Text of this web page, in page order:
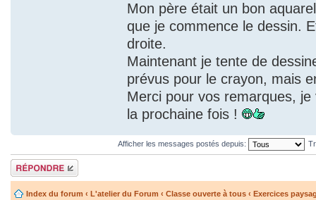
Mon père était un bon
que je commence le dessin.
droite.
Maintenant je tente de
prévus pour le crayon, mais
Merci pour vos remarques,
la prochaine fois !
Afficher les messages postés depuis:
Répondre
Index du forum ‹ L'atelier du Forum ‹ Classe ouverte à tous ‹ Exercices